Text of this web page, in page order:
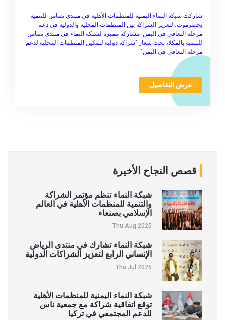
شاركت شبكة النماء اليمنية للمنظمات الأهلية في منتدى تضامن للتنمية
بحضرموت، لتعزيز الشراكة بين المنظمات المحلية والدولية في دعم
مرحلة التعافي في اليمن. مشاركة مميزة لشبكة النماء في منتدى تضامن
للتنمية بالمكلا، تحت شعار "شراكة دولية لتمكين المنظمات المحلية لدعم
مرحلة التعافي في اليمن".
عرض التفاصيل
قصص النجاح الأخيرة
شبكة النماء تنظم مؤتمر الشراكة
والتنمية للمنظمات الأهلية في العالم
الإسلامي بصنعاء
Thu Aug 2025
شبكة النماء تشارك في منتدى الرياض
الإنساني الرابع لتعزيز الشراكات الدولية
Thu Jul 2025
شبكة النماء اليمنية للمنظمات الأهلية
توقع اتفاقية شراكة مع جمعية ناس
للدعم المجتمعي في تركيا